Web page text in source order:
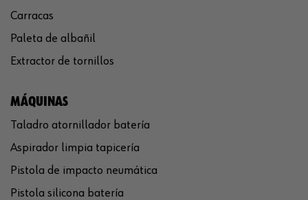
Carracas
Paleta de albañil
Extractor de tornillos
MÁQUINAS
Taladro atornillador batería
Aspirador limpia tapicería
Pistola de impacto neumática
Pistola silicona batería